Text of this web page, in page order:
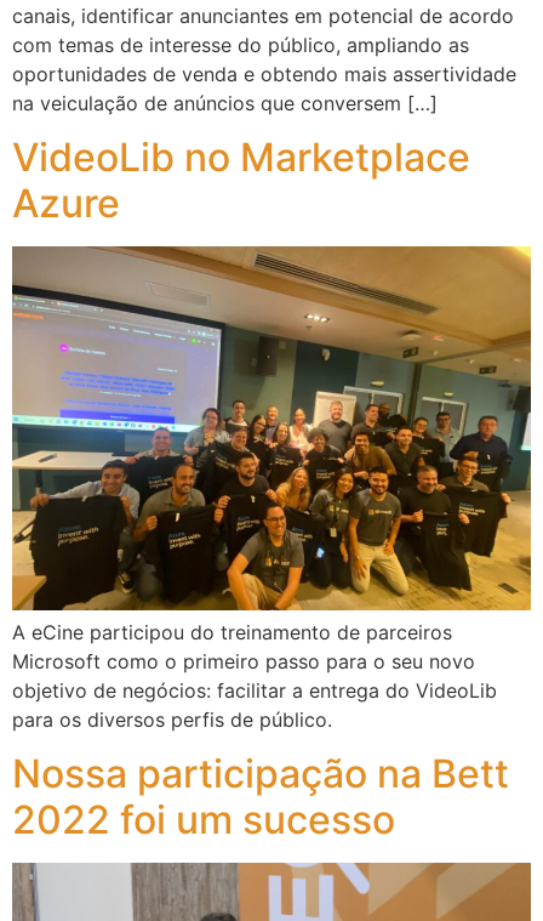
canais, identificar anunciantes em potencial de acordo
com temas de interesse do público, ampliando as
oportunidades de venda e obtendo mais assertividade
na veiculação de anúncios que conversem […]
VideoLib no Marketplace
Azure
A eCine participou do treinamento de parceiros
Microsoft como o primeiro passo para o seu novo
objetivo de negócios: facilitar a entrega do VideoLib
para os diversos perfis de público.
Nossa participação na Bett
2022 foi um sucesso